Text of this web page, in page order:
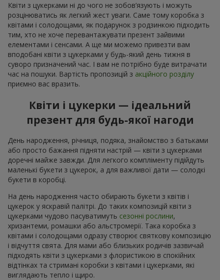
Квіти з цукерками ні до чого не зобов’язують і можуть
розцінюватись як легкий жест уваги. Саме тому коробка з
квітами і солодощами, як подарунок з родзинкою підходить
тим, хто не хоче перевантажувати презент зайвими
елементами і сенсами. А ще ми можемо привезти вам
вподобані квіти з цукерками у будь-який день тижня в
суворо призначений час. І вам не потрібно буде витрачати
час на пошуки. Вартість пропозицій з акційного розділу
приємно вас вразить.
Квіти і цукерки — ідеальний
презент для будь-якої нагоди
День народження, річниця, подяка, знайомство з батьками
або просто бажання підняти настрій — квіти з цукерками
доречні майже завжди. Для легкого компліменту підійдуть
маленькі букети з цукерок, а для важливої дати — солодкі
букети в коробці.
На день народження часто обирають букети з квітів і
цукерок у яскравій палітрі. До таких композицій квіти з
цукерками чудово пасуватимуть сезонні рослини,
хризантеми, ромашки або альстромерії. Така коробка з
квітами і солодощами одразу створює святкову композицію
і відчуття свята. Для мами або близьких родичів зазвичай
підходять квіти з цукерками з флористикою в спокійних
відтінках та стримані коробки з квітами і цукерками, які
виглядають тепло і щиро.